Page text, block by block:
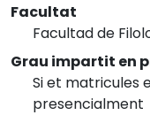
Facultat
Facultad de
Grau impartit en
Si et matricules
presencialment